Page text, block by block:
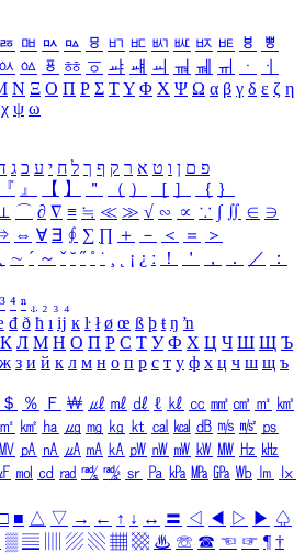
ㅭ ㅮ ㅯ ㅰ ㅱ ㅲ ㅳ ㅴ ㅵ ㅶ ㅷ ㅸ
ㅹ
ㆂ ㆃ ㆄ ㆅ ㆆ ㆇ ㆈ ㆉ ㆊ ㆋ ㆌ ㆍ
ㆎ
Ν Ξ Ο Π Ρ Σ ΤΥ Φ Χ Ψ Ω α β γ δ ε ζ η
χ ψ ω
פ ם ן ו ט א ר ק ף ך ל ח י ע כ ג
『 』 【 】 ＂ （ ） ［ ］ ｛ ｝
⊥ ⌒ ∂ ∇ ≡ ≒ ≪ ≫ √ ∽ ∝ ∵ ∫ ∬ ∈ ∋
⇔ ∀ ∃ ∮ ∑ ∏ ＋ － ＜ ＝
＞
∼ ´ ～ ˇ ˘ ˝ ˚ ˙ ¸ ¡ ¿ ː ！ ＇ ， ． ／
：
³ ⁴ ⁿ ₁ ₂ ₃ ₄
đ ð ħ ı ĳ ĸ ŀ ł ø œ ß þ ŧ ŋ ŉ
К Л М Н О П Р С Т У Ф Х Ц Ч Ш Щ Ъ
ж з и й к л м н о п р с т у ф х ц ч ш щ ъ
＄ ％ Ｆ ￦ ㎕ ㎖ ㎗ ℓ ㎘ ㏄ ㎣ ㎤ ㎥ ㎦
㎡ ㎢ ㏊ ㎍ ㎎ ㎏ ㏏ ㎈ ㎉ ㏈ ㎧ ㎨ ㎰
㎹ ㎀ ㎁ ㎂ ㎃ ㎄ ㎺ ㎻ ㎽ ㎾ ㎿ ㎐ ㎑
㏖ ㏅ ㎭ ㎮ ㎯ ㏛ ㎩ ㎪ ㎫ ㎬ ㏝ ㏐
㏓
■ △ ▽ → ← ↑ ↓ ↔ 〓 ◁ ◀ ▷ ▶ ♤
▒ ▤ ▨ ▧ ▦ ▩ ♨ ☏ ☎ ☜ ☞ ¶ †